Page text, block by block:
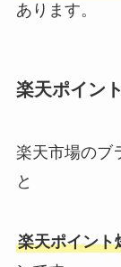
あります。
楽天ポイン
楽天市場のブ
と
楽天ポイント